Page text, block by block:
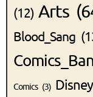
(12) Arts
Blood_Sang
Comics(3) Disney